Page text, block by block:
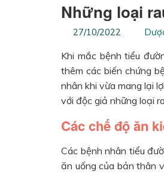
Những loại
27/10/2022
Khi mắc bệnh tiểu
thêm các biến chứng
nhân khi vừa mang lại
với độc giả những loại
Các chế độ ăn
Các bệnh nhân tiểu
ăn uống của bản thân